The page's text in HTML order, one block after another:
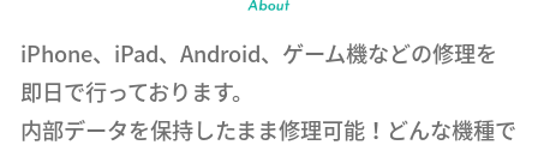
iPhone、iPad、Android、ゲーム機などの修理を
即日で行っております。
内部データを保持したまま修理可能！どんな機種で